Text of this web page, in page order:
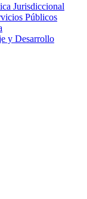
Jurisdiccional
Públicos
y Desarrollo